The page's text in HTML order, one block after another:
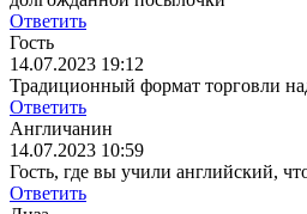
Ответить
Гость
14.07.2023 19:12
Традиционный формат торговли
Ответить
Англичанин
14.07.2023 10:59
Гость, где вы учили английский,
Ответить